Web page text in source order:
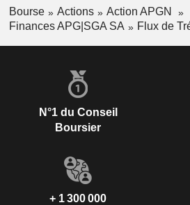
Bourse Actions
Action APGN
Finances APG|SGA SA
Flux de
N°1 du Conseil
Boursier
+ 1 300 000